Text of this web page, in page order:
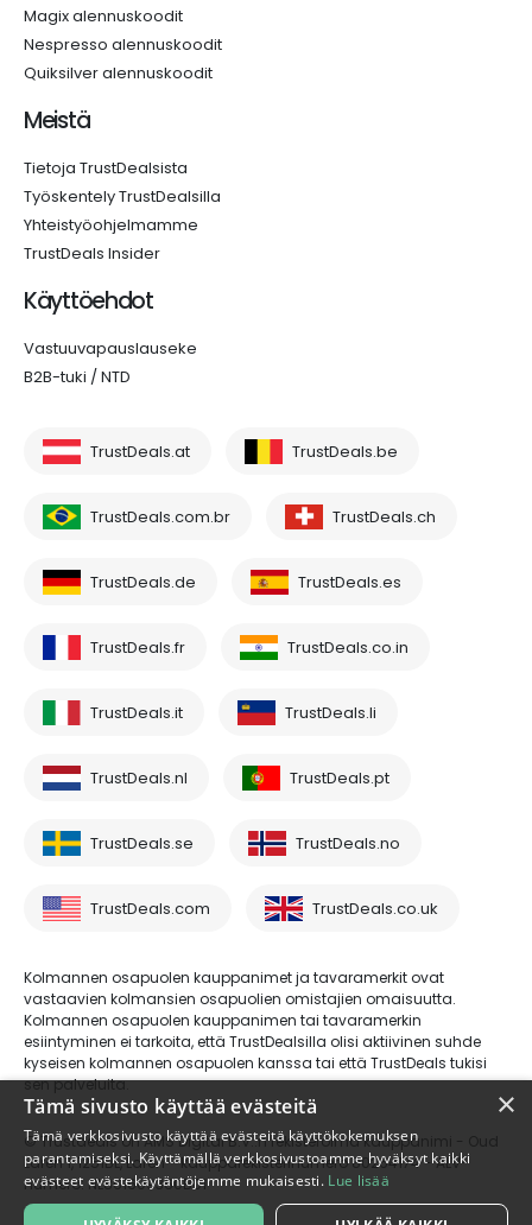
Magix alennuskoodit
Nespresso alennuskoodit
Quiksilver alennuskoodit
Meistä
Tietoja TrustDealsista
Työskentely TrustDealsilla
Yhteistyöohjelmamme
TrustDeals Insider
Käyttöehdot
Vastuuvapauslauseke
B2B-tuki / NTD
TrustDeals.at TrustDeals.be
TrustDeals.com.br TrustDeals.ch
TrustDeals.de TrustDeals.es
TrustDeals.fr TrustDeals.co.in
TrustDeals.it TrustDeals.li
TrustDeals.nl TrustDeals.pt
TrustDeals.se TrustDeals.no
TrustDeals.com TrustDeals.co.uk
Kolmannen osapuolen kauppanimet ja tavaramerkit ovat
vastaavien kolmansien osapuolien omistajien omaisuutta.
Kolmannen osapuolen kauppanimen tai tavaramerkin
esiintyminen ei tarkoita, että TrustDealsilla olisi aktiivinen suhde
kyseisen kolmannen osapuolen kanssa tai että TrustDeals tukisi
sen palveluita.
© Trustdeals on AMS Digital B.V.:n rekisteröimä kauppanimi - Oud
Laren 1, 1251BL, Laren - kaupparekisterinumero 80264174 - ALV-
numero: NL861609360B01
×
Tämä sivusto käyttää evästeitä
Tämä verkkosivusto käyttää evästeitä käyttökokemuksen
parantamiseksi. Käyttämällä verkkosivustoamme hyväksyt kaikki
evästeet evästekäytäntöjemme mukaisesti. Lue lisää